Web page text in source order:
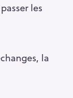
les
la